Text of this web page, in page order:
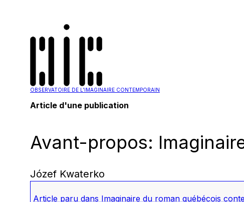
OBSERVATOIRE DE L'IMAGINAIRE CONTEMPORAIN
Article d'une publication
Avant-propos:
Józef Kwaterko
Article paru dans Imaginaire du roman québécois